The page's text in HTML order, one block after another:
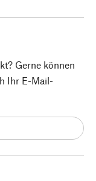
Gerne können
Ihr E-Mail-